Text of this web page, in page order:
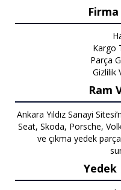
Kargo
Parça
Gizlilik
Ram
Ankara Yıldız Sanayi
Seat, Skoda, Porsche,
ve çıkma yedek
Yedek